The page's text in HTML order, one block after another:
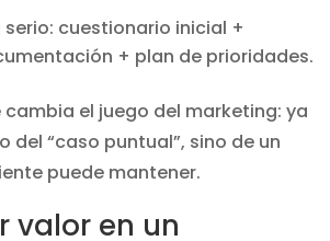
cuestionario inicial +
+ plan de prioridades.
cambia el juego del marketing: ya
del “caso puntual”, sino de un
puede mantener.
valor en un